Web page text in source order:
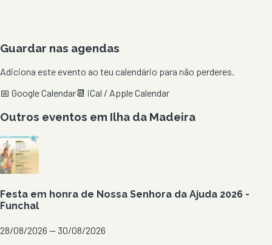
Guardar nas agendas
Adiciona este evento ao teu calendário para não perderes.
📅 Google Calendar📆 iCal / Apple Calendar
Outros eventos em Ilha da Madeira
Festa em honra de Nossa Senhora da Ajuda 2026 -
Funchal
28/08/2026 — 30/08/2026